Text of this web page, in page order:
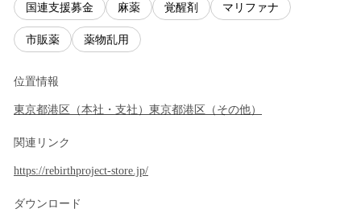
国連支援募金 麻薬 覚醒剤 マリファナ
市販薬 薬物乱用
位置情報
東京都港区 （本社・支社 ） 東京都港区 （ その他）
関連リンク
https://rebirthproject-store.jp/
ダウンロード